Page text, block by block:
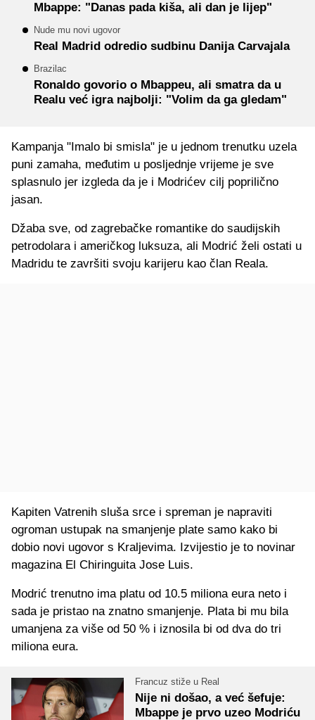
Mbappe: "Danas pada kiša, ali dan je lijep"
Nude mu novi ugovor
Real Madrid odredio sudbinu Danija Carvajala
Brazilac
Ronaldo govorio o Mbappeu, ali smatra da u
Realu već igra najbolji: "Volim da ga gledam"
Kampanja "Imalo bi smisla" je u jednom trenutku uzela
puni zamaha, međutim u posljednje vrijeme je sve
splasnulo jer izgleda da je i Modrićev cilj poprilično
jasan.
Džaba sve, od zagrebačke romantike do saudijskih
petrodolara i američkog luksuza, ali Modrić želi ostati u
Madridu te završiti svoju karijeru kao član Reala.
Kapiten Vatrenih sluša srce i spreman je napraviti
ogroman ustupak na smanjenje plate samo kako bi
dobio novi ugovor s Kraljevima. Izvijestio je to novinar
magazina El Chiringuita Jose Luis.
Modrić trenutno ima platu od 10.5 miliona eura neto i
sada je pristao na znatno smanjenje. Plata bi mu bila
umanjena za više od 50 % i iznosila bi od dva do tri
miliona eura.
Francuz stiže u Real
Nije ni došao, a već šefuje:
Mbappe je prvo uzeo Modriću